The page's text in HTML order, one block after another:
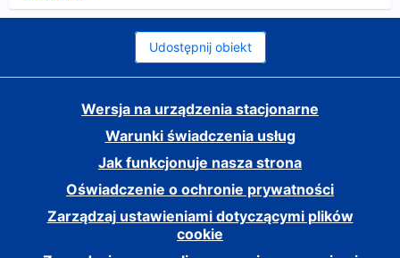
Udostępnij obiekt
Wersja na urządzenia stacjonarne
Warunki świadczenia usług
Jak funkcjonuje nasza strona
Oświadczenie o ochronie prywatności
Zarządzaj ustawieniami dotyczącymi plików
cookie